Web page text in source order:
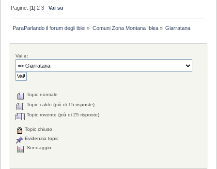
Pagine: [1]2 3 Vai su
ParaParlando il forum degli iblei » Comuni Zona Montana Iblea» Giarratana
Vai a:
Topic normale
Topic caldo (più di 15 risposte)
Topic rovente (più di 25 risposte)
Topic chiuso
Evidenzia topic
Sondaggio